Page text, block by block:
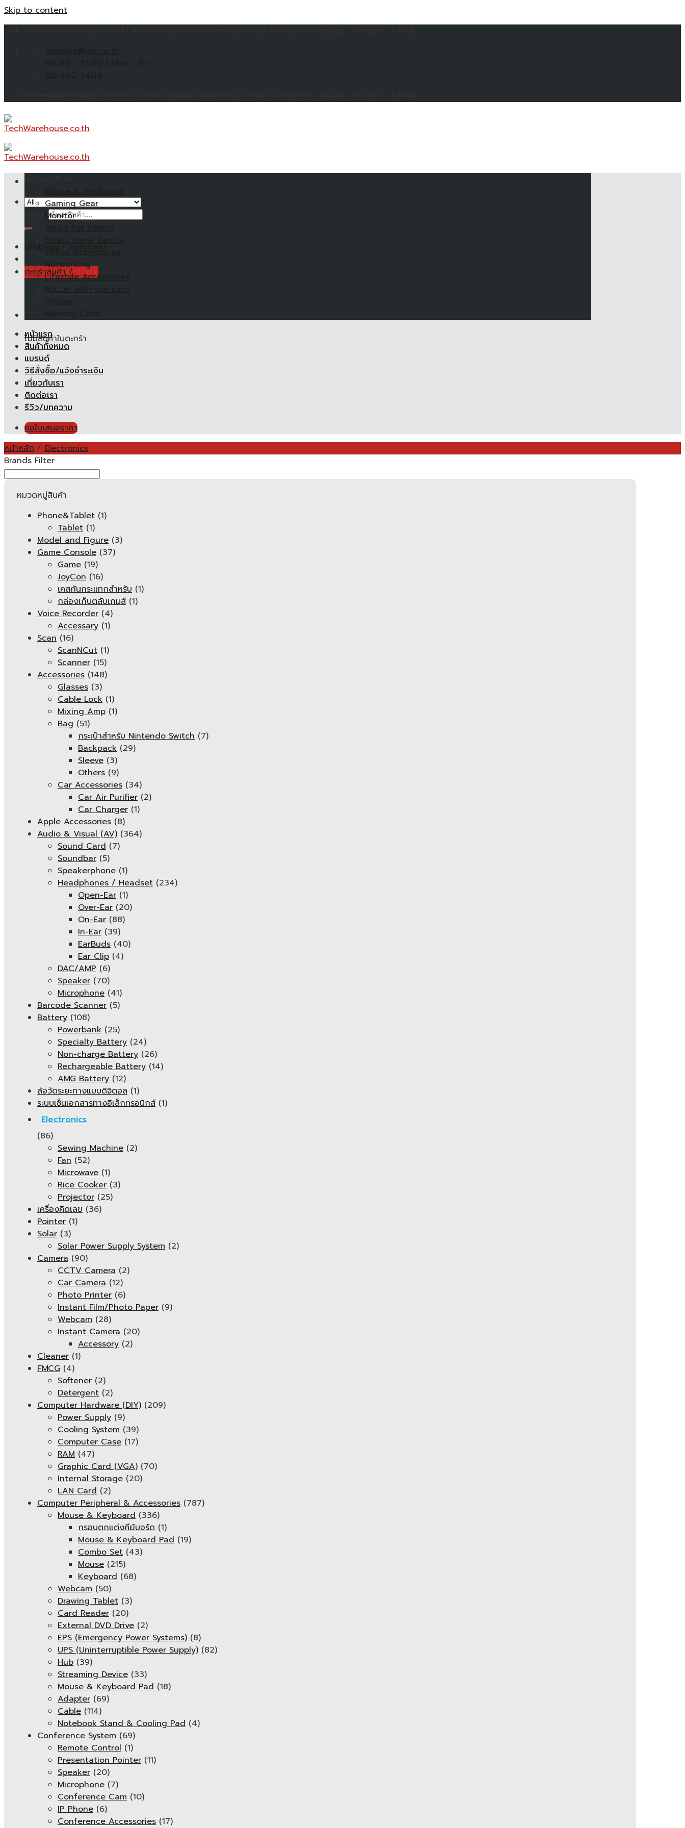
Skip to content
ตะกร้าสินค้า /0.00 ฿
ไม่มีสินค้าในตะกร้า
ไม่มีสินค้าในตะกร้า
Gaming Gear
Monitor
Networking
Lifestyle Accessories
Router with sim card
หน้าแรก
สินค้าทั้งหมด
แบรนด์
วิธีสั่งซื้อ/แจ้งชำระเงิน
เกี่ยวกับเรา
ติดต่อเรา
รีวิว/บทความ
ขอใบเสนอราคา
หน้าหลัก / Electronics
Brands Filter
หมวดหมู่สินค้า
Phone&Tablet (1)
Tablet (1)
Model and Figure (3)
Game Console (37)
Game (19)
JoyCon (16)
เคสกันกระแทกสำหรับ (1)
กล่องเก็บตลับเกมส์ (1)
Voice Recorder (4)
Accessary (1)
Scan (16)
ScanNCut (1)
Scanner (15)
Accessories (148)
Glasses (3)
Cable Lock (1)
Mixing Amp (1)
Bag (51)
กระเป๋าสำหรับ Nintendo Switch (7)
Backpack (29)
Sleeve (3)
Others (9)
Car Accessories (34)
Car Air Purifier (2)
Car Charger (1)
Apple Accessories (8)
Audio & Visual (AV) (364)
Sound Card (7)
Soundbar (5)
Speakerphone (1)
Headphones / Headset (234)
Open-Ear (1)
Over-Ear (20)
On-Ear (88)
In-Ear (39)
EarBuds (40)
Ear Clip (4)
DAC/AMP (6)
Speaker (70)
Microphone (41)
Barcode Scanner (5)
Battery (108)
Powerbank (25)
Specialty Battery (24)
Non-charge Battery (26)
Rechargeable Battery (14)
AMG Battery (12)
ล้อวัดระยะทางแบบดิจิตอล (1)
ระบบเซ็นเอกสารทางอิเล็กทรอนิกส์ (1)
Electronics
(86)
Sewing Machine (2)
Fan (52)
Microwave (1)
Rice Cooker (3)
Projector (25)
เครื่องคิดเลข (36)
Pointer (1)
Solar (3)
Solar Power Supply System (2)
Camera (90)
CCTV Camera (2)
Car Camera (12)
Photo Printer (6)
Instant Film/Photo Paper (9)
Webcam (28)
Instant Camera (20)
Accessory (2)
Cleaner (1)
FMCG (4)
Softener (2)
Detergent (2)
Computer Hardware (DIY) (209)
Power Supply (9)
Cooling System (39)
Computer Case (17)
RAM (47)
Graphic Card (VGA) (70)
Internal Storage (20)
LAN Card (2)
Computer Peripheral & Accessories (787)
Mouse & Keyboard (336)
กรอบตกแต่งคีย์บอร์ด (1)
Mouse & Keyboard Pad (19)
Combo Set (43)
Mouse (215)
Keyboard (68)
Webcam (50)
Drawing Tablet (3)
Card Reader (20)
External DVD Drive (2)
EPS (Emergency Power Systems) (8)
UPS (Uninterruptible Power Supply) (82)
Hub (39)
Streaming Device (33)
Mouse & Keyboard Pad (18)
Adapter (69)
Cable (114)
Notebook Stand & Cooling Pad (4)
Conference System (69)
Remote Control (1)
Presentation Pointer (11)
Speaker (20)
Microphone (7)
Conference Cam (10)
IP Phone (6)
Conference Accessories (17)